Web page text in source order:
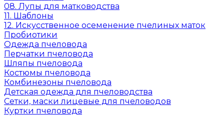
08. Лупы для матководства
11. Шаблоны
12. Искусственное осеменение пчелиных маток
Пробиотики
Одежда пчеловода
Перчатки пчеловода
Шляпы пчеловода
Костюмы пчеловода
Комбинезоны пчеловода
Детская одежда для пчеловодства
Сетки, маски лицевые для пчеловодов
Куртки пчеловода